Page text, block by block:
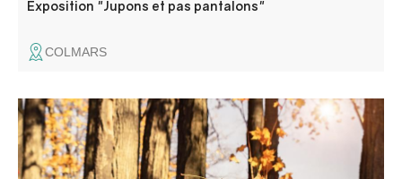
Exposition "Jupons et pas pantalons"
COLMARS
Marché aux saveurs de l'automne..